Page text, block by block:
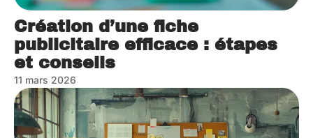
Création d’une fiche
publicitaire efficace : étapes
et conseils
11 mars 2026